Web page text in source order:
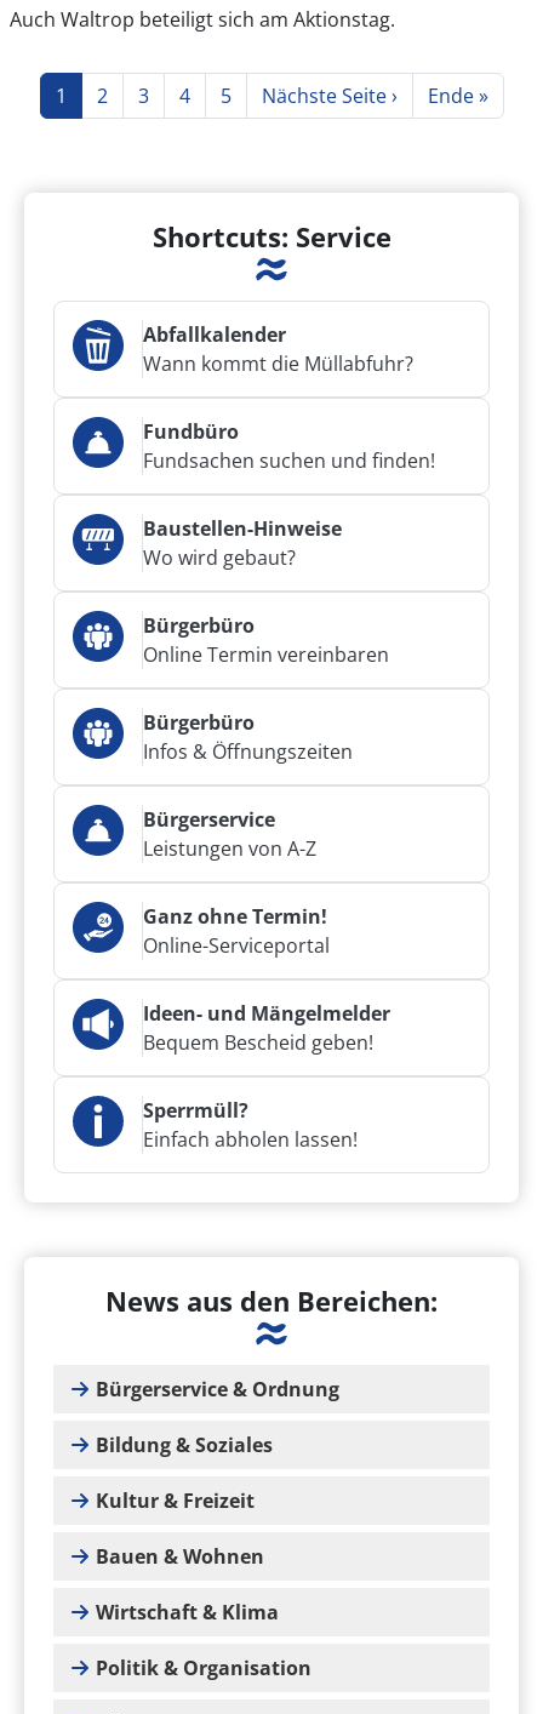
Auch Waltrop beteiligt sich am Aktionstag.
Seitennummerierung
Seite
1 Seite
2 Seite
3 Seite
4 Seite
5 Nächste Seite
Nächste Seite › Letzte Seite
Ende »
Shortcuts: Service
Abfallkalender
Wann kommt die Müllabfuhr?
Fundbüro
Fundsachen suchen und finden!
Baustellen-Hinweise
Wo wird gebaut?
Bürgerbüro
Online Termin vereinbaren
Bürgerbüro
Infos & Öffnungszeiten
Bürgerservice
Leistungen von A-Z
Ganz ohne Termin!
Online-Serviceportal
Ideen- und Mängelmelder
Bequem Bescheid geben!
Sperrmüll?
Einfach abholen lassen!
News aus den Bereichen:
Bürgerservice & Ordnung
Bildung & Soziales
Kultur & Freizeit
Bauen & Wohnen
Wirtschaft & Klima
Politik & Organisation